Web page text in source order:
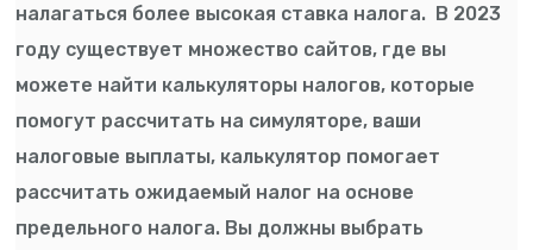
налагаться более высокая ставка налога. В 2023
году существует множество сайтов, где вы
можете найти калькуляторы налогов, которые
помогут рассчитать на симуляторе, ваши
налоговые выплаты, калькулятор помогает
рассчитать ожидаемый налог на основе
предельного налога. Вы должны выбрать